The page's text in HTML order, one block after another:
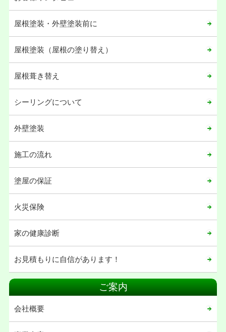
2023年06月
2023年05月
2023年02月
2022年12月
2022年05月
2021年10月
2021年04月
2021年02月
2021年01月
2020年12月
2020年11月
2020年08月
屋根塗装・外壁塗装前に
屋根塗装（屋根の塗り替え）
屋根葺き替え
シーリングについて
外壁塗装
施工の流れ
塗屋の保証
火災保険
家の健康診断
お見積もりに自信があります！
ご案内
会社概要